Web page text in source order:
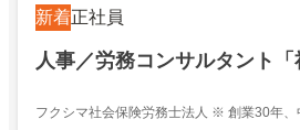
新着正社員
人事／労務コンサルタント
フクシマ社会保険労務士法人 ※ 創業30年